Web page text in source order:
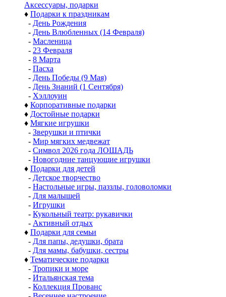
Аксессуары, подарки
♦ Подарки к праздникам
- День Рождения
- День Влюбленных (14 Февраля)
- Масленица
- 23 Февраля
- 8 Марта
- Пасха
- День Победы (9 Мая)
- День Знаний (1 Сентября)
- Хэллоуин
♦ Корпоративные подарки
♦ Достойные подарки
♦ Мягкие игрушки
- Зверушки и птички
- Мир мягких медвежат
- Символ 2026 года ЛОШАДЬ
- Новогодние танцующие игрушки
♦ Подарки для детей
- Детское творчество
- Настольные игры, паззлы, головоломки
- Для малышей
- Игрушки
- Кукольный театр: рукавички
- Активный отдых
♦ Подарки для семьи
- Для папы, дедушки, брата
- Для мамы, бабушки, сестры
♦ Тематические подарки
- Тропики и море
- Итальянская тема
- Коллекция Прованс